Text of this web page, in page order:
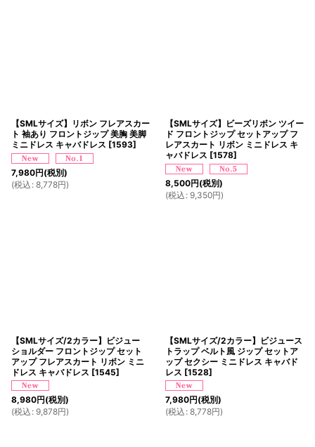
【SMLサイズ】リボン フレアスカー
ト 袖あり フロントジップ 美胸 美脚
ミニドレス キャバドレス [1593]
7,980円(税別)
(税込 : 8,778円)
【SMLサイズ】ビーズリボン ツイー
ド フロントジップ セットアップ フ
レアスカート リボン ミニドレス キ
ャバドレス [1578]
8,500円(税別)
(税込 : 9,350円)
【SMLサイズ/2カラー】ビジュー
ショルダー フロントジップ セット
アップ フレアスカート リボン ミニ
ドレス キャバドレス [1545]
8,980円(税別)
(税込 : 9,878円)
【SMLサイズ/2カラー】ビジュース
トラップ ベルト風 ジップ セットア
ップ セクシー ミニドレス キャバド
レス [1528]
7,980円(税別)
(税込 : 8,778円)